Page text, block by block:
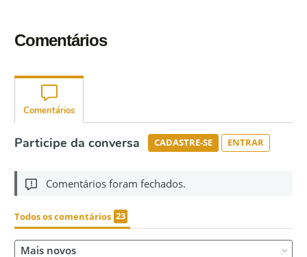
Comentários